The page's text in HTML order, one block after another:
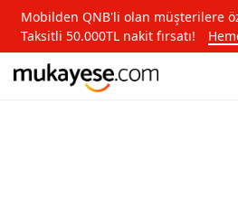
Mobilden QNB'li olan müşterilere
Taksitli 50.000TL nakit fırsatı!